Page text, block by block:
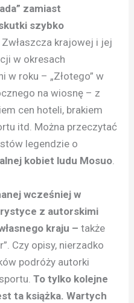
zamiast
szybko
Zwłaszcza krajowej i jej
w okresach
w roku – „Złotego” w
na wiosnę – z
cen hoteli, brakiem
itd. Można przeczytać
legendzie o
kobiet ludu Mosuo.
wcześniej w
z autorskimi
kraju – także
Czy opisy, nierzadko
podróży autorki
To tylko kolejne
ta książka. Wartych